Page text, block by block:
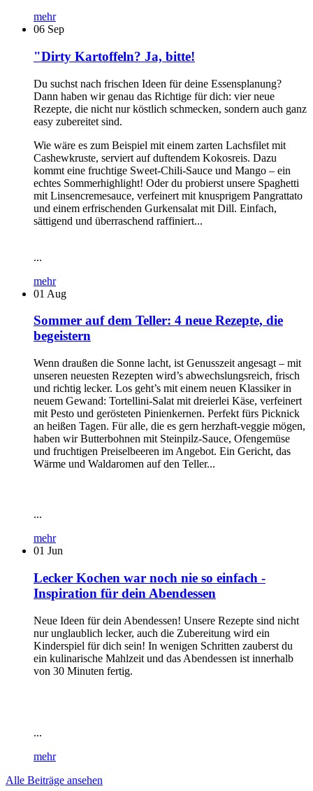
mehr
06 Sep
"Dirty Kartoffeln? Ja, bitte!
Du suchst nach frischen Ideen für deine Essensplanung?
Dann haben wir genau das Richtige für dich: vier neue
Rezepte, die nicht nur köstlich schmecken, sondern auch ganz
easy zubereitet sind.
Wie wäre es zum Beispiel mit einem zarten Lachsfilet mit
Cashewkruste, serviert auf duftendem Kokosreis. Dazu
kommt eine fruchtige Sweet-Chili-Sauce und Mango – ein
echtes Sommerhighlight! Oder du probierst unsere Spaghetti
mit Linsencremesauce, verfeinert mit knusprigem Pangrattato
und einem erfrischenden Gurkensalat mit Dill. Einfach,
sättigend und überraschend raffiniert...
...
mehr
01 Aug
Sommer auf dem Teller: 4 neue Rezepte, die
begeistern
Wenn draußen die Sonne lacht, ist Genusszeit angesagt – mit
unseren neuesten Rezepten wird’s abwechslungsreich, frisch
und richtig lecker. Los geht’s mit einem neuen Klassiker in
neuem Gewand: Tortellini-Salat mit dreierlei Käse, verfeinert
mit Pesto und gerösteten Pinienkernen. Perfekt fürs Picknick
an heißen Tagen. Für alle, die es gern herzhaft-veggie mögen,
haben wir Butterbohnen mit Steinpilz-Sauce, Ofengemüse
und fruchtigen Preiselbeeren im Angebot. Ein Gericht, das
Wärme und Waldaromen auf den Teller...
...
mehr
01 Jun
Lecker Kochen war noch nie so einfach -
Inspiration für dein Abendessen
Neue Ideen für dein Abendessen! Unsere Rezepte sind nicht
nur unglaublich lecker, auch die Zubereitung wird ein
Kinderspiel für dich sein! In wenigen Schritten zauberst du
ein kulinarische Mahlzeit und das Abendessen ist innerhalb
von 30 Minuten fertig.
...
mehr
Alle Beiträge ansehen